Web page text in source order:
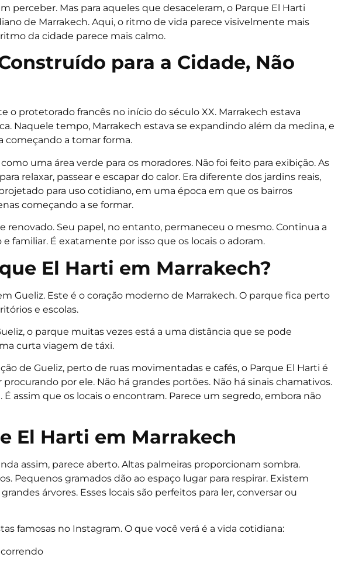
perceber. Mas para aqueles que desaceleram, o Parque El Harti
de Marrakech. Aqui, o ritmo de vida parece visivelmente mais
da cidade parece mais calmo.
para a Cidade, Não
o protetorado francês no início do século XX. Marrakech estava
Naquele tempo, Marrakech estava se expandindo além da medina, e
começando a tomar forma.
uma área verde para os moradores. Não foi feito para exibição. As
relaxar, passear e escapar do calor. Era diferente dos jardins reais,
para uso cotidiano, em uma época em que os bairros
começando a se formar.
renovado. Seu papel, no entanto, permaneceu o mesmo. Continua a
familiar. É exatamente por isso que os locais o adoram.
El Harti em Marrakech?
Gueliz. Este é o coração moderno de Marrakech. O parque fica perto
e escolas.
o parque muitas vezes está a uma distância que se pode
curta viagem de táxi.
de Gueliz, perto de ruas movimentadas e cafés, o Parque El Harti é
por ele. Não há grandes portões. Não há sinais chamativos.
assim que os locais o encontram. Parece um segredo, embora não
El Harti em Marrakech
assim, parece aberto. Altas palmeiras proporcionam sombra.
Pequenos gramados dão ao espaço lugar para respirar. Existem
árvores. Esses locais são perfeitos para ler, conversar ou
famosas no Instagram. O que você verá é a vida cotidiana: